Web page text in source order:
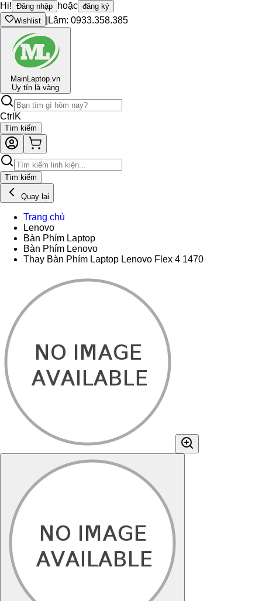
Hi! Đăng nhập hoặc đăng ký
Wishlist
Lâm: 0933.358.385
MainLaptop.vn
Uy tín là vàng
Ctrl K
Tìm kiếm
Tìm kiếm
Quay lại
Trang chủ
Lenovo
Bàn Phím Laptop
Bàn Phím Lenovo
Thay Bàn Phím Laptop Lenovo Flex 4 1470